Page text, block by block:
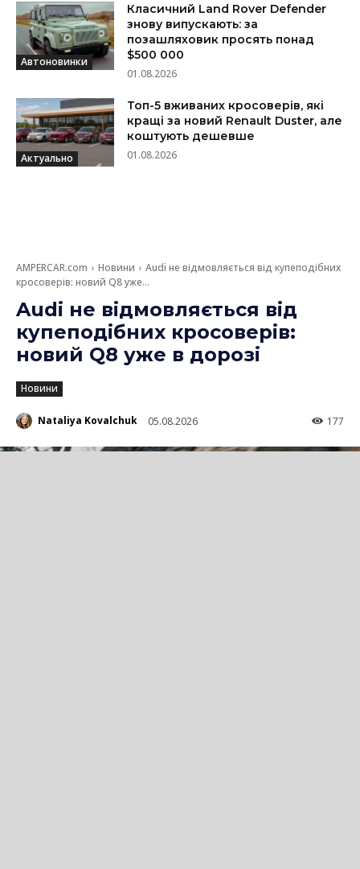
Автоновинки
Класичний Land Rover Defender
знову випускають: за
позашляховик просять понад
$500 000
01.08.2026
Актуально
Топ-5 вживаних кросоверів, які
кращі за новий Renault Duster, але
коштують дешевше
01.08.2026